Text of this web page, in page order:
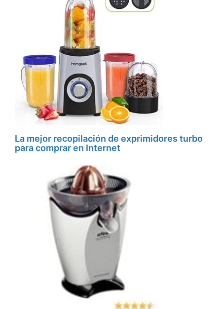
La mejor recopilación de exprimidores turbo
para comprar en Internet